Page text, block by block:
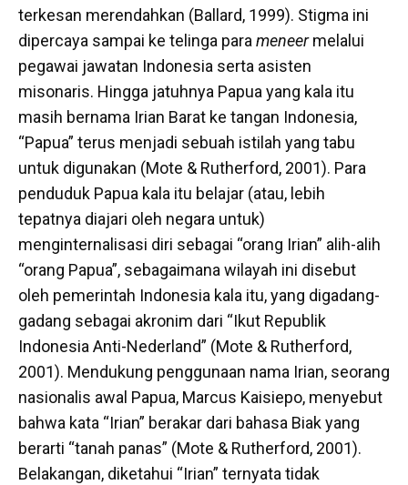
terkesan merendahkan (Ballard, 1999). Stigma ini
dipercaya sampai ke telinga para meneermelalui
pegawai jawatan Indonesia serta asisten
misonaris. Hingga jatuhnya Papua yang kala itu
masih bernama Irian Barat ke tangan Indonesia,
“Papua” terus menjadi sebuah istilah yang tabu
untuk digunakan (Mote & Rutherford, 2001). Para
penduduk Papua kala itu belajar (atau, lebih
tepatnya diajari oleh negara untuk)
menginternalisasi diri sebagai “orang Irian” alih-alih
“orang Papua”, sebagaimana wilayah ini disebut
oleh pemerintah Indonesia kala itu, yang digadang-
gadang sebagai akronim dari “Ikut Republik
Indonesia Anti-Nederland” (Mote & Rutherford,
2001). Mendukung penggunaan nama Irian, seorang
nasionalis awal Papua, Marcus Kaisiepo, menyebut
bahwa kata “Irian” berakar dari bahasa Biak yang
berarti “tanah panas” (Mote & Rutherford, 2001).
Belakangan, diketahui “Irian” ternyata tidak